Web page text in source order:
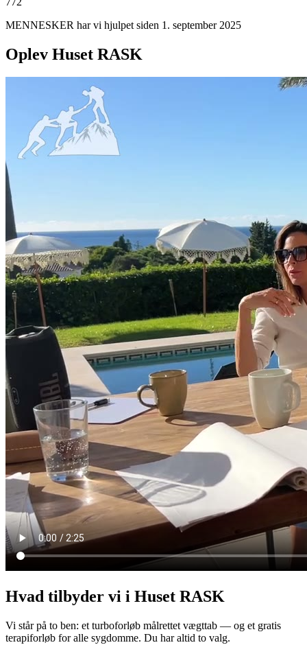
MENNESKER har vi hjulpet siden 1. september 2025
Oplev Huset RASK
Hvad tilbyder vi i Huset RASK
Vi står på to ben: et turboforløb målrettet vægttab — og et gratis
terapiforløb for alle sygdomme. Du har altid to valg.